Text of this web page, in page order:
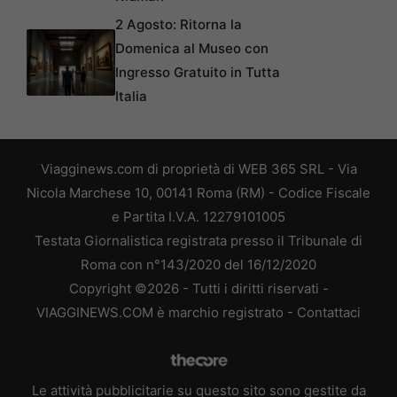
2 Agosto: Ritorna la
Domenica al Museo con
Ingresso Gratuito in Tutta
Italia
Viagginews.com di proprietà di WEB 365 SRL - Via
Nicola Marchese 10, 00141 Roma (RM) - Codice Fiscale
e Partita I.V.A. 12279101005
Testata Giornalistica registrata presso il Tribunale di
Roma con n°143/2020 del 16/12/2020
Copyright ©2026 - Tutti i diritti riservati -
VIAGGINEWS.COM è marchio registrato - Contattaci
Le attività pubblicitarie su questo sito sono gestite da